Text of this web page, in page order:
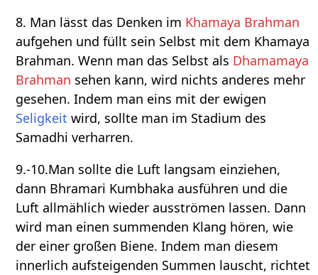
8. Man lässt das Denken im Khamaya Brahman
aufgehen und füllt sein Selbst mit dem Khamaya
Brahman. Wenn man das Selbst als Dhamamaya
Brahman sehen kann, wird nichts anderes mehr
gesehen. Indem man eins mit der ewigen
Seligkeit wird, sollte man im Stadium des
Samadhi verharren.
9.-10.Man sollte die Luft langsam einziehen,
dann Bhramari Kumbhaka ausführen und die
Luft allmählich wieder ausströmen lassen. Dann
wird man einen summenden Klang hören, wie
der einer großen Biene. Indem man diesem
innerlich aufsteigenden Summen lauscht, richtet